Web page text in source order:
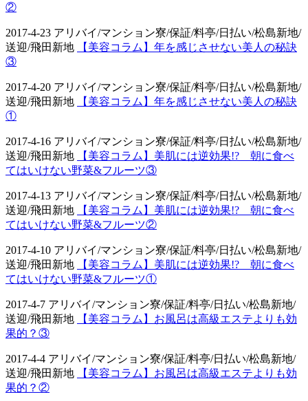
②
2017-4-23 アリバイ/マンション寮/保証/料亭/日払い/松島新地/
送迎/飛田新地
【美容コラム】年を感じさせない美人の秘訣
③
2017-4-20 アリバイ/マンション寮/保証/料亭/日払い/松島新地/
送迎/飛田新地
【美容コラム】年を感じさせない美人の秘訣
①
2017-4-16 アリバイ/マンション寮/保証/料亭/日払い/松島新地/
送迎/飛田新地
【美容コラム】美肌には逆効果!? 朝に食べ
てはいけない野菜&フルーツ③
2017-4-13 アリバイ/マンション寮/保証/料亭/日払い/松島新地/
送迎/飛田新地
【美容コラム】美肌には逆効果!? 朝に食べ
てはいけない野菜&フルーツ②
2017-4-10 アリバイ/マンション寮/保証/料亭/日払い/松島新地/
送迎/飛田新地
【美容コラム】美肌には逆効果!? 朝に食べ
てはいけない野菜&フルーツ①
2017-4-7 アリバイ/マンション寮/保証/料亭/日払い/松島新地/
送迎/飛田新地
【美容コラム】お風呂は高級エステよりも効
果的？③
2017-4-4 アリバイ/マンション寮/保証/料亭/日払い/松島新地/
送迎/飛田新地
【美容コラム】お風呂は高級エステよりも効
果的？②